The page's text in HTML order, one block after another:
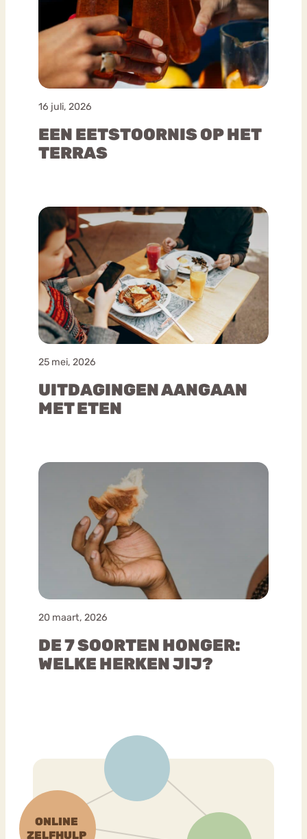
16 juli, 2026
EEN EETSTOORNIS OP HET
TERRAS
25 mei, 2026
UITDAGINGEN AANGAAN
MET ETEN
20 maart, 2026
DE 7 SOORTEN HONGER:
WELKE HERKEN JIJ?